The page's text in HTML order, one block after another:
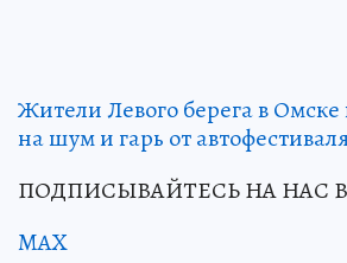
Жители Левого берега в
на шум и гарь от
ПОДПИСЫВАЙТЕСЬ НА НАС
MAX